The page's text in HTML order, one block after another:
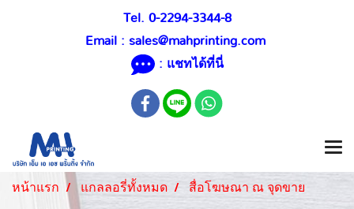
Tel. 0-2294-3344-8
Email : sales@mahprinting.com
: แชทได้ที่นี่
หน้าแรก แกลลอรี่ทั้งหมด สื่อโฆษณา ณ จุดขาย